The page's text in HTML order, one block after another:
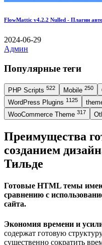
FlowMattic v4.2.2 Nulled - Плагин
2024-06-29
Админ
Популярные теги
PHP Scripts 522 Mobile 250
WordPress Plugins 1125
WooCommerce Theme 317
Преимущества
созданием
Тильде
Готовые HTML темы
сравнению с
сайта.
Экономия времени и
содержат готовую
существенно сократить